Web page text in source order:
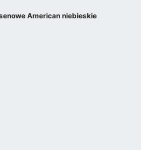
American niebieskie